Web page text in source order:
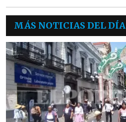
MÁS NOTICIAS DEL DÍA